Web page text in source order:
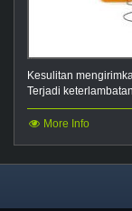
Kesulitan
Terjadi
More Info